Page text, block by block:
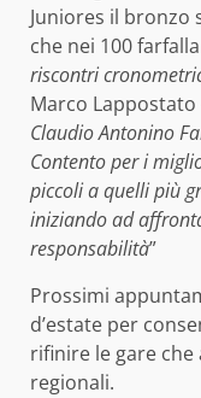
Juniores il bronzo
che nei 100
riscontri
Marco Lappostato
Claudio Antonino
Contento per i
piccoli a quelli più
iniziando ad
responsabilità”
Prossimi
d’estate per
rifinire le gare
regionali.